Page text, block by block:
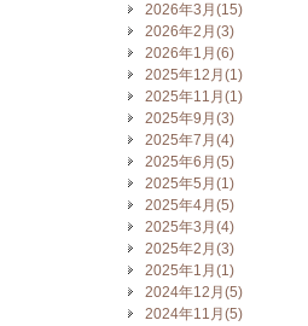
2026年3月(15)
2026年2月(3)
2026年1月(6)
2025年12月(1)
2025年11月(1)
2025年9月(3)
2025年7月(4)
2025年6月(5)
2025年5月(1)
2025年4月(5)
2025年3月(4)
2025年2月(3)
2025年1月(1)
2024年12月(5)
2024年11月(5)